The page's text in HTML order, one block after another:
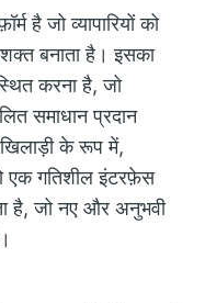
है जो व्यापारियों को
बनाता है। इसका
करना है, जो
समाधान प्रदान
के रूप में,
एक गतिशील इंटरफ़ेस
है, जो नए और अनुभवी